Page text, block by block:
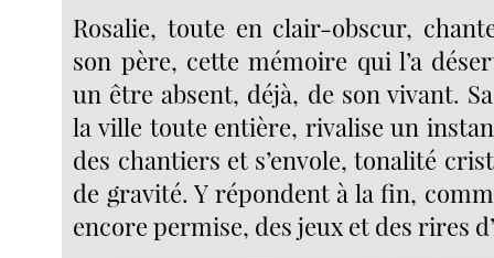
Rosalie, toute en clair-obscur,
son père, cette mémoire qui l’a
un être absent, déjà, de son vivant.
la ville toute entière, rivalise un
des chantiers et s’envole, tonalité
de gravité. Y répondent à la fin,
encore permise, des jeux et des rires